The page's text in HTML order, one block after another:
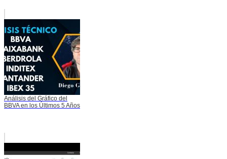
Análisis del Gráfico del
BBVA en los Últimos 5 Años